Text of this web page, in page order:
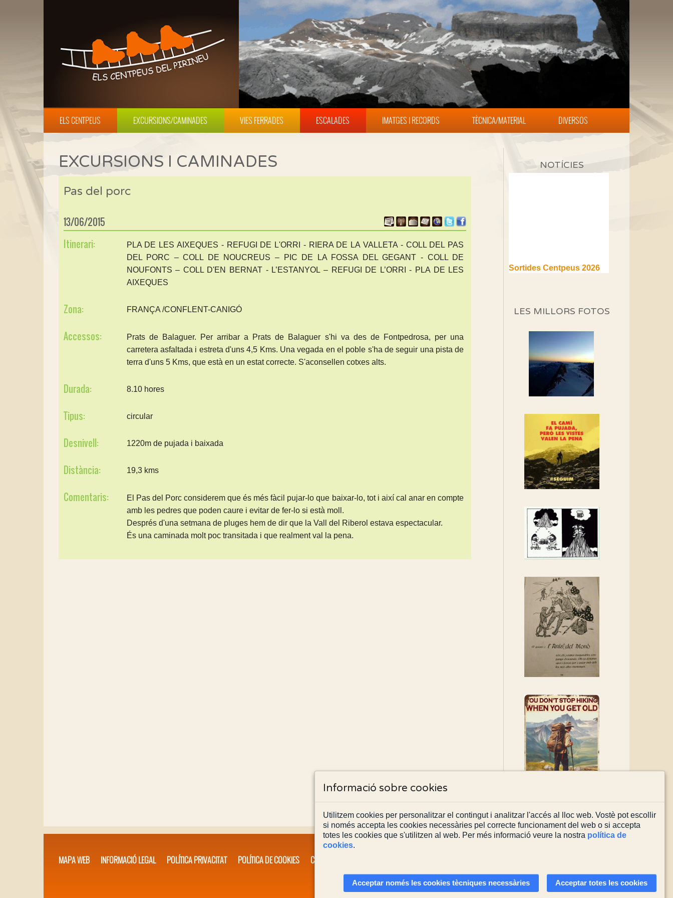
ELS CENTPEUS EXCURSIONS/CAMINADES VIES FERRADES ESCALADES IMATGES I RECORDS TÈCNICA/MATERIAL DIVERSOS
EXCURSIONS I CAMINADES
Pas del porc
13/06/2015
Itinerari:
PLA DE LES AIXEQUES - REFUGI DE L'ORRI - RIERA DE LA VALLETA - COLL DEL PAS
DEL PORC – COLL DE NOUCREUS – PIC DE LA FOSSA DEL GEGANT - COLL DE
NOUFONTS – COLL D'EN BERNAT - L’ESTANYOL – REFUGI DE L’ORRI - PLA DE LES
AIXEQUES
Zona: FRANÇA /CONFLENT-CANIGÓ
Accessos:
Prats de Balaguer. Per arribar a Prats de Balaguer s'hi va des de Fontpedrosa, per una
carretera asfaltada i estreta d'uns 4,5 Kms. Una vegada en el poble s'ha de seguir una pista de
terra d'uns 5 Kms, que està en un estat correcte. S'aconsellen cotxes alts.
Durada: 8.10 hores
Tipus: circular
Desnivell: 1220m de pujada i baixada
Distància: 19,3 kms
Comentaris:
El Pas del Porc considerem que és més fàcil pujar-lo que baixar-lo, tot i així cal anar en compte
amb les pedres que poden caure i evitar de fer-lo si està moll.
Després d'una setmana de pluges hem de dir que la Vall del Riberol estava espectacular.
És una caminada molt poc transitada i que realment val la pena.
NOTÍCIES
(1a part)
Si no podem caminar,
alguna cosa hem de fer...
Els Centpeus signen el
Manifest a favor dels
Camins Vells
associació adhereix-te al
manifest!
Rebem un diploma dels
Amics de Sant Aniol
d'Aguja
Els Centpeus estem
recuperació del refugi i de
l'entorn de Sant Aniol
LES MILLORS FOTOS
MAPA WEB INFORMACIÓ LEGAL POLÍTICA PRIVACITAT POLÍTICA DE COOKIES CONTACTA'NS
Actualitzada el03/08/2026
Informació sobre cookies
Utilitzem cookies per personalitzar el contingut i analitzar l'accés al lloc web. Vostè pot escollir
si només accepta les cookies necessàries pel correcte funcionament del web o si accepta
totes les cookies que s'utilitzen al web. Per més informació veure la nostra política de
cookies.
Acceptar només les cookies tècniques necessàries Acceptar totes les cookies